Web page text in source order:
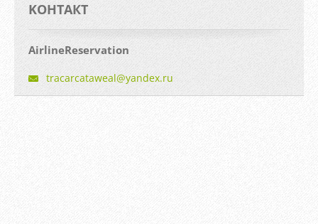
KOНТАКТ
AirlineReservation
tracarcataweal@yandex.ru